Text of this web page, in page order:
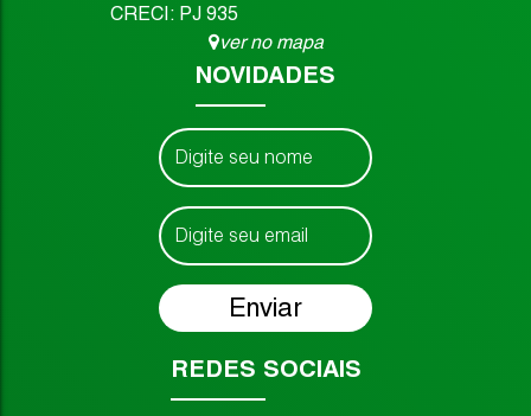
CRECI: PJ 935
ver no mapa
NOVIDADES
REDES SOCIAIS